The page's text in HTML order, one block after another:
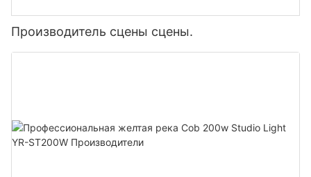
Производитель сцены сцены.